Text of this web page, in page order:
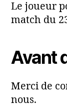
Le joueur
match du
Avant
Merci de
nous.